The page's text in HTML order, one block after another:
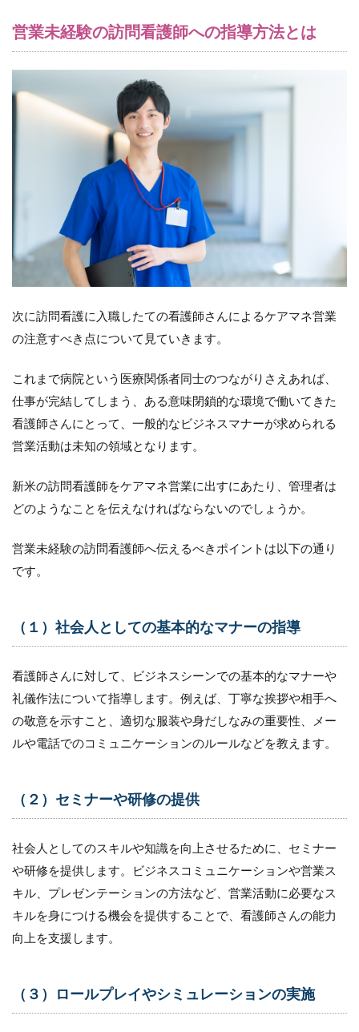
ご
7
訪
独
立
例
プ
レ
ゼ
ト
営業未経験の訪問看護師への指導方法とは
次に訪問看護に入職したての看護師さんによるケアマネ営業
の注意すべき点について見ていきます。
これまで病院という医療関係者同士のつながりさえあれば、
仕事が完結してしまう、ある意味閉鎖的な環境で働いてきた
看護師さんにとって、一般的なビジネスマナーが求められる
営業活動は未知の領域となります。
新米の訪問看護師をケアマネ営業に出すにあたり、管理者は
どのようなことを伝えなければならないのでしょうか。
営業未経験の訪問看護師へ伝えるべきポイントは以下の通り
です。
（１）社会人としての基本的なマナーの指導
看護師さんに対して、ビジネスシーンでの基本的なマナーや
礼儀作法について指導します。例えば、丁寧な挨拶や相手へ
の敬意を示すこと、適切な服装や身だしなみの重要性、メー
ルや電話でのコミュニケーションのルールなどを教えます。
（２）セミナーや研修の提供
社会人としてのスキルや知識を向上させるために、セミナー
や研修を提供します。ビジネスコミュニケーションや営業ス
キル、プレゼンテーションの方法など、営業活動に必要なス
キルを身につける機会を提供することで、看護師さんの能力
向上を支援します。
（３）ロールプレイやシミュレーションの実施